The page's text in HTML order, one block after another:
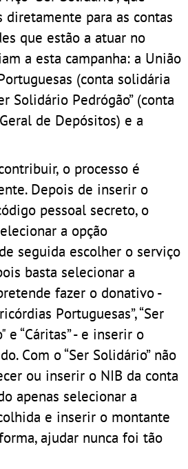
diretamente para as contas
que estão a atuar no
a esta campanha: a União
(conta solidária
Solidário Pedrógão” (conta
de Depósitos) e a
o processo é
Depois de inserir o
pessoal secreto, o
a opção
seguida escolher o serviço
basta selecionar a
fazer o donativo -
Portuguesas”, “Ser
e “Cáritas” - e inserir o
Com o “Ser Solidário” não
ou inserir o NIB da conta
apenas selecionar a
e inserir o montante
ajudar nunca foi tão